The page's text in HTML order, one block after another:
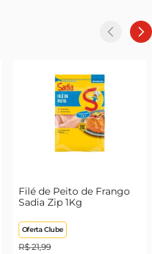
Filé de Peito de Frango
Sadia Zip 1Kg
Oferta Clube
R$ 21,99